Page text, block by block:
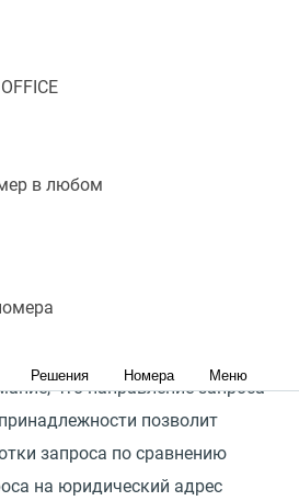
в любом
Решения Номера Меню
принимаются, т.к.
подписанных в обычном
будут приниматься
поступления оригинала
по юридическому
что направление запроса
позволит
запроса по сравнению
на юридический адрес